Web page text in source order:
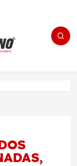
noticias/editorial